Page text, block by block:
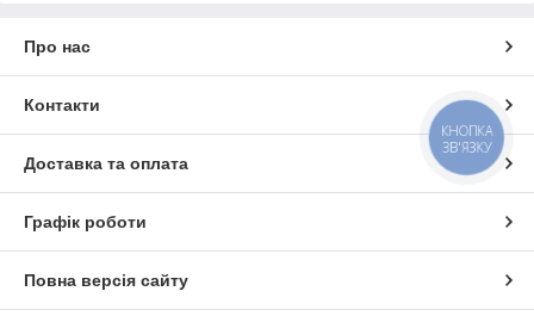
Про нас
Контакти
Доставка та оплата
Графік роботи
Повна версія сайту
КНОПКА
ЗВ'ЯЗКУ